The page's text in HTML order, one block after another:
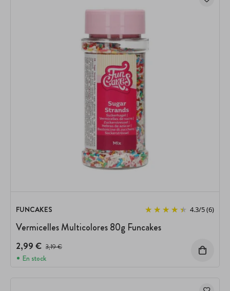
FUNCAKES 4.3/5(6)
Vermicelles Multicolores 80g Funcakes
2,99 € Prix avant réduction :
3,19 €
En stock